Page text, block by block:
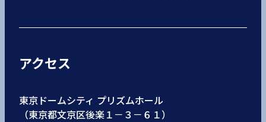
アクセス
東京ドームシティ プリズムホール
（東京都文京区後楽１－３－６１）